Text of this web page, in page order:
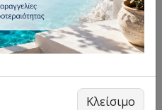
parking και
προειδοποίηση, έλεγχο
Κλείσιμο